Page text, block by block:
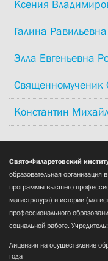
Ксения
Галина
Элла Евгеньевна
Священномученик
Константин
Свято-Филаретовский
образовательная организация
программы высшего
магистратура) и истории
профессионального
социальной работе.
Лицензия на осуществление
года